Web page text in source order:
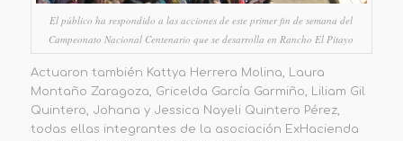
El público ha respondido a las acciones de este primer fin de semana del
Campeonato Nacional Centenario que se desarrolla en Rancho El Pitayo
Actuaron también Kattya Herrera Molina, Laura
Montaño Zaragoza, Gricelda García Garmiño, Liliam Gil
Quintero, Johana y Jessica Nayeli Quintero Pérez,
todas ellas integrantes de la asociación ExHacienda